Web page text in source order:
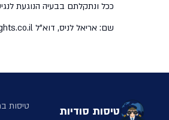
ככל ונתקלתם בבעיה הנוגעת
שם: אריאל לניס, דוא"ל flywith (@) secretflights.co.il.
טיסות סודיות טיסות